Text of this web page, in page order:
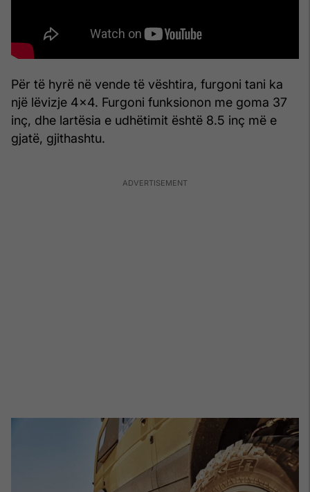
Për të hyrë në vende të vështira, furgoni tani ka
një lëvizje 4x4. Furgoni funksionon me goma 37
inç, dhe lartësia e udhëtimit është 8.5 inç më e
gjatë, gjithashtu.